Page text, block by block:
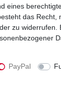
eines
das Recht,
zu widerrufen.
PayPal